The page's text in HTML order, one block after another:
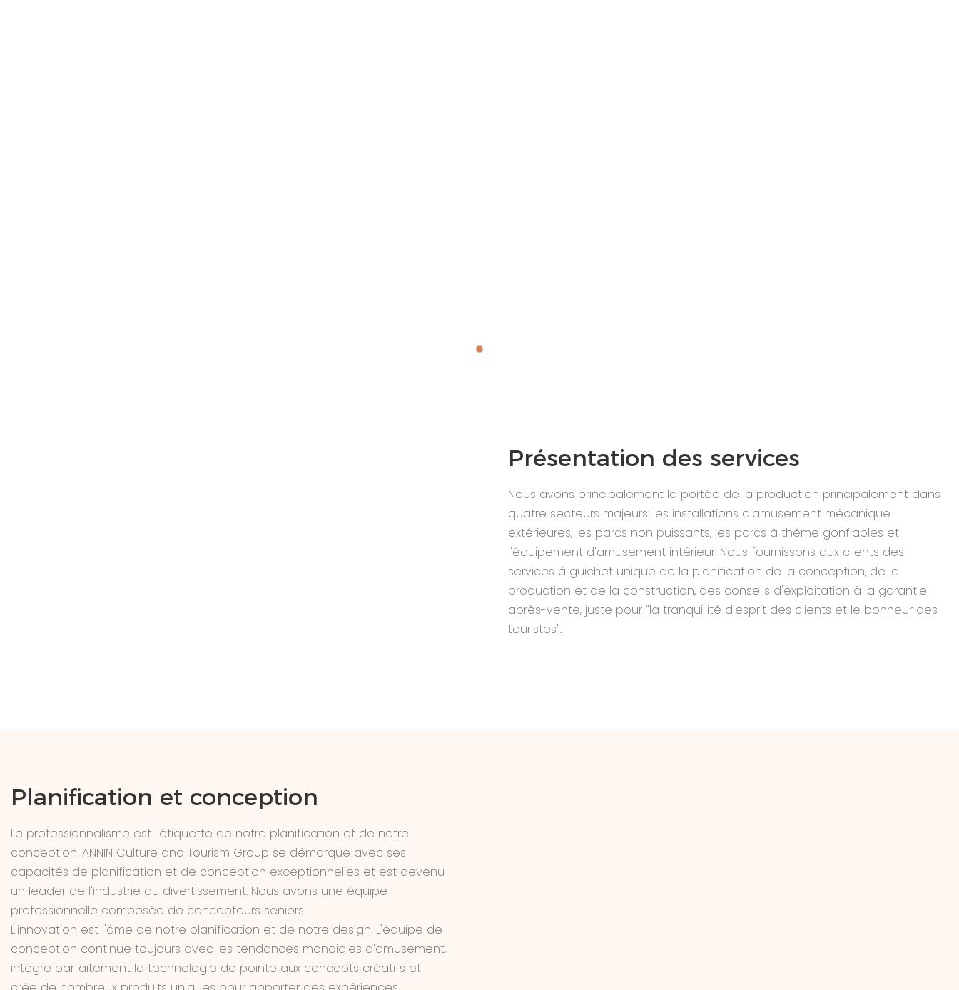
Présentation des services
Nous avons principalement la portée de la production principalement dans
quatre secteurs majeurs: les installations d'amusement mécanique
extérieures, les parcs non puissants, les parcs à thème gonflables et
l'équipement d'amusement intérieur. Nous fournissons aux clients des
services à guichet unique de la planification de la conception, de la
production et de la construction, des conseils d'exploitation à la garantie
après-vente, juste pour "la tranquillité d'esprit des clients et le bonheur des
touristes".
Planification et conception
Le professionnalisme est l'étiquette de notre planification et de notre
conception. ANNIN Culture and Tourism Group se démarque avec ses
capacités de planification et de conception exceptionnelles et est devenu
un leader de l'industrie du divertissement. Nous avons une équipe
professionnelle composée de concepteurs seniors.
L'innovation est l'âme de notre planification et de notre design. L'équipe de
conception continue toujours avec les tendances mondiales d'amusement,
intègre parfaitement la technologie de pointe aux concepts créatifs et